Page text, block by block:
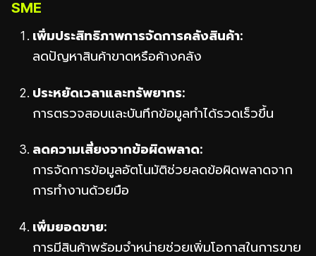
SME
เพิ่มประสิทธิภาพการจัดการคลังสินค้า:
ลดปัญหาสินค้าขาดหรือค้างคลัง
ประหยัดเวลาและทรัพยากร:
การตรวจสอบและบันทึกข้อมูลทำได้รวดเร็วขึ้น
ลดความเสี่ยงจากข้อผิดพลาด:
การจัดการข้อมูลอัตโนมัติช่วยลดข้อผิดพลาดจาก
การทำงานด้วยมือ
เพิ่มยอดขาย:
การมีสินค้าพร้อมจำหน่ายช่วยเพิ่มโอกาสในการขาย